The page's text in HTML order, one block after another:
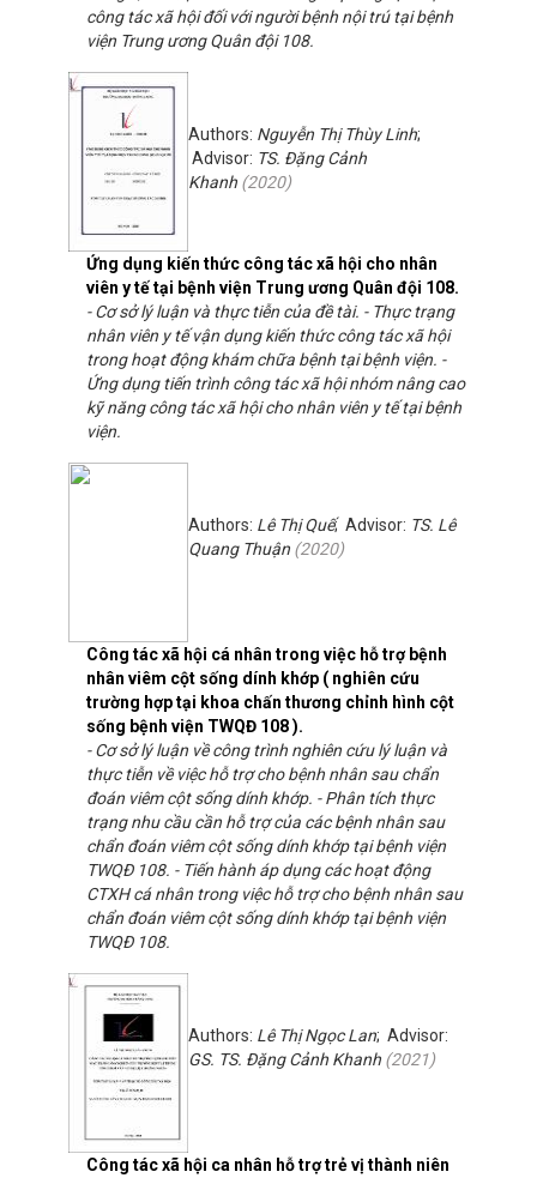
công tác xã hội đối với người bệnh nội trú tại bệnh
viện Trung ương Quân đội 108.
Ứng dụng kiến thức công tác xã hội cho nhân
viên y tế tại bệnh viện Trung ương Quân đội 108.
Authors: Nguyễn Thị Thùy Linh;
Advisor: TS. Đặng Cảnh
Khanh (2020)
- Cơ sở lý luận và thực tiễn của đề tài. - Thực trạng
nhân viên y tế vận dụng kiến thức công tác xã hội
trong hoạt động khám chữa bệnh tại bệnh viện. -
Ứng dụng tiến trình công tác xã hội nhóm nâng cao
kỹ năng công tác xã hội cho nhân viên y tế tại bệnh
viện.
Công tác xã hội cá nhân trong việc hỗ trợ bệnh
nhân viêm cột sống dính khớp ( nghiên cứu
trường hợp tại khoa chấn thương chỉnh hình cột
sống bệnh viện TWQĐ 108 ).
Authors: Lê Thị Quế; Advisor: TS. Lê
Quang Thuận (2020)
- Cơ sở lý luận về công trình nghiên cứu lý luận và
thực tiễn về việc hỗ trợ cho bệnh nhân sau chẩn
đoán viêm cột sống dính khớp. - Phân tích thực
trạng nhu cầu cần hỗ trợ của các bệnh nhân sau
chẩn đoán viêm cột sống dính khớp tại bệnh viện
TWQĐ 108. - Tiến hành áp dụng các hoạt động
CTXH cá nhân trong việc hỗ trợ cho bệnh nhân sau
chẩn đoán viêm cột sống dính khớp tại bệnh viện
TWQĐ 108.
Công tác xã hội ca nhân hỗ trợ trẻ vị thành niên
Authors: Lê Thị Ngọc Lan; Advisor:
GS. TS. Đặng Cảnh Khanh (2021)